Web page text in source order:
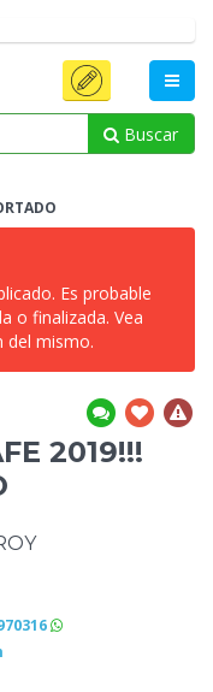
Buscar
Es probable
o finalizada. Vea
del mismo.
2019!!!